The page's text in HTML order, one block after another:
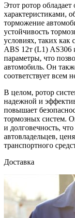
Этот ротор
характеристиками,
торможение
устойчивость
условиях, таких как
ABS 12т (L1) AS306
параметры, что
автомобиль. Он
соответствует всем
В целом, ротор
надежной и
повышает
тормозных систем.
и долговечность,
автовладельцев,
транспортного
Доставка